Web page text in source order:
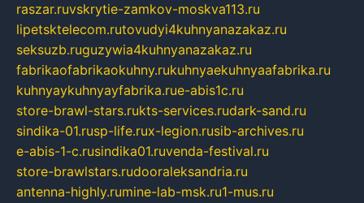
raszar.ruvskrytie-zamkov-moskva113.ru
lipetsktelecom.rutovudyi4kuhnyanazakaz.ru
seksuzb.ruguzywia4kuhnyanazakaz.ru
fabrikaofabrikaokuhny.rukuhnyaekuhnyaafabrika.ru
kuhnyaykuhnyayfabrika.rue-abis1c.ru
store-brawl-stars.rukts-services.rudark-sand.ru
sindika-01.rusp-life.rux-legion.rusib-archives.ru
e-abis-1-c.rusindika01.ruvenda-festival.ru
store-brawlstars.rudooraleksandria.ru
antenna-highly.rumine-lab-msk.ru1-mus.ru